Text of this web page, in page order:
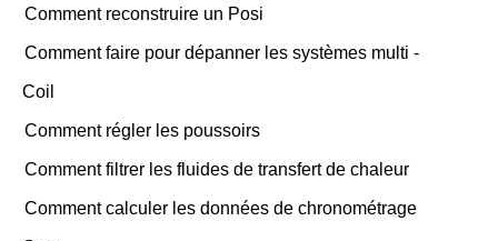
Comment reconstruire un Posi
Comment faire pour dépanner les systèmes multi -
Coil
Comment régler les poussoirs
Comment filtrer les fluides de transfert de chaleur
Comment calculer les données de chronométrage